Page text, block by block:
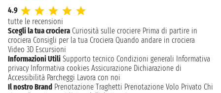
4.9
tutte le recensioni
Scegli la tua crociera Curiosità sulle crociere Prima di partire in
crociera Consigli per la tua Crociera Quando andare in crociera
Video 3D Escursioni
Informazioni Utili Supporto tecnico Condizioni generali Informativa
privacy Informativa cookies Assicurazione Dichiarazione di
Accessibilità Parcheggi Lavora con noi
Il nostro Brand Prenotazione Traghetti Prenotazione Volo Privato Chi